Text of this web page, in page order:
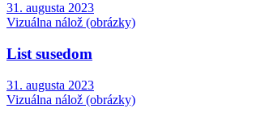
31. augusta 2023
Vizuálna nálož (obrázky)
List susedom
31. augusta 2023
Vizuálna nálož (obrázky)